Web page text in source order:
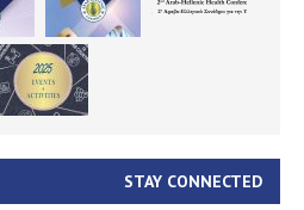
STAY CONNECTED